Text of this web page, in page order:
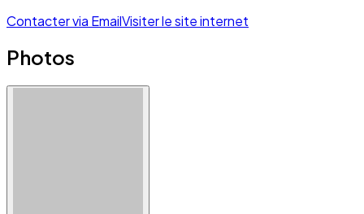
Contacter via EmailVisiter le site internet
Photos